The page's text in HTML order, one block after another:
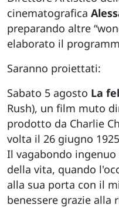
cinematografica
preparando altre
elaborato il
Saranno proiettati:
Sabato 5 agosto La
Rush), un film muto
prodotto da Charlie
volta il 26 giugno
Il vagabondo
della vita, quando
alla sua porta con il
benessere grazie alla